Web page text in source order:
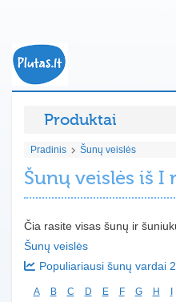
Produktai
Pradinis Šunų veislės
Šunų veislės iš I
Čia rasite visas šunų ir
Šunų veislės
Populiariausi šunų vardai
A B C D E F G H